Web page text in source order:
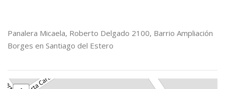
Panalera Micaela, Roberto Delgado 2100, Barrio Ampliación
Borges en Santiago del Estero